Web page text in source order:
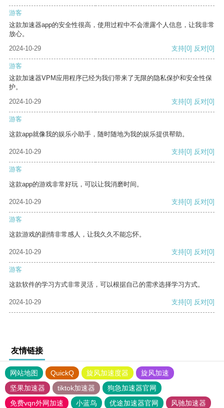
游客
这款加速器app的安全性很高，使用过程中不会泄露个人信息，让我非常
放心。
2024-10-29
支持[0] 反对[0]
游客
这款加速器VPM应用程序已经为我们带来了无限的隐私保护和安全性保
护。
2024-10-29
支持[0] 反对[0]
游客
这款app就像我的娱乐小助手，随时随地为我的娱乐提供帮助。
2024-10-29 支持[0] 反对[0]
游客
这款app的游戏非常好玩，可以让我消磨时间。
2024-10-29 支持[0] 反对[0]
游客
这款游戏的剧情非常感人，让我久久不能忘怀。
2024-10-29 支持[0] 反对[0]
游客
这款软件的学习方式非常灵活，可以根据自己的需求选择学习方式。
2024-10-29 支持[0] 反对[0]
友情链接
网站地图 QuickQ 旋风加速度器
旋风加速
坚果加速器
tiktok加速器
狗急加速器官网
免费vqn外网加速
小蓝鸟 优途加速器官网
风驰加速器